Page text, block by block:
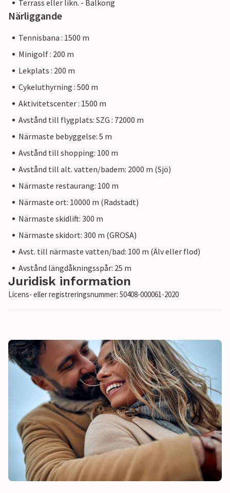
Terrass eller likn. - Balkong
Närliggande
Tennisbana : 1500 m
Minigolf : 200 m
Lekplats : 200 m
Cykeluthyrning : 500 m
Aktivitetscenter : 1500 m
Avstånd till flygplats: SZG : 72000 m
Närmaste bebyggelse: 5 m
Avstånd till shopping: 100 m
Avstånd till alt. vatten/badem: 2000 m (Sjö)
Närmaste restaurang: 100 m
Närmaste ort: 10000 m (Radstadt)
Närmaste skidlift: 300 m
Närmaste skidort: 300 m (GROSA)
Avst. till närmaste vatten/bad: 100 m (Älv eller flod)
Avstånd längdåkningsspår: 25 m
Juridisk information
Licens- eller registreringsnummer: 50408-000061-2020